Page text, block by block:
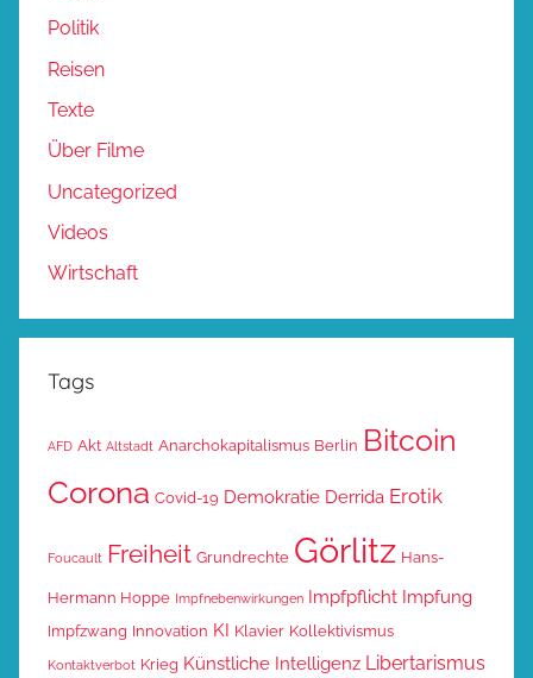
Politik
Reisen
Texte
Über Filme
Uncategorized
Videos
Wirtschaft
Tags
AFD Akt Altstadt Anarchokapitalismus Berlin Bitcoin
Corona Covid-19 Demokratie Derrida Erotik
Foucault Freiheit Grundrechte Görlitz Hans-
Hermann Hoppe Impfnebenwirkungen Impfpflicht Impfung
Impfzwang Innovation KI Klavier Kollektivismus
Kontaktverbot Krieg Künstliche Intelligenz Libertarismus